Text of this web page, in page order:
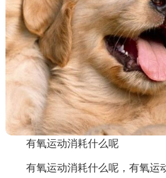
有氧运动消耗什么呢
有氧运动消耗什么呢，有氧运